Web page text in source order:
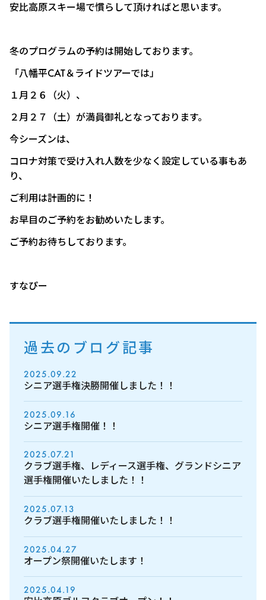
安比高原スキー場で慣らして頂ければと思います。
冬のプログラムの予約は開始しております。
「八幡平CAT＆ライドツアーでは」
１月２６（火）、
２月２７（土）が満員御礼となっております。
今シーズンは、
コロナ対策で受け入れ人数を少なく設定している事もあ
り、
ご利用は計画的に！
お早目のご予約をお勧めいたします。
ご予約お待ちしております。
すなぴー
過去のブログ記事
2025.09.22
シニア選手権決勝開催しました！！
2025.09.16
シニア選手権開催！！
2025.07.21
クラブ選手権、レディース選手権、グランドシニア
選手権開催いたしました！！
2025.07.13
クラブ選手権開催いたしました！！
2025.04.27
オープン祭開催いたします！
2025.04.19